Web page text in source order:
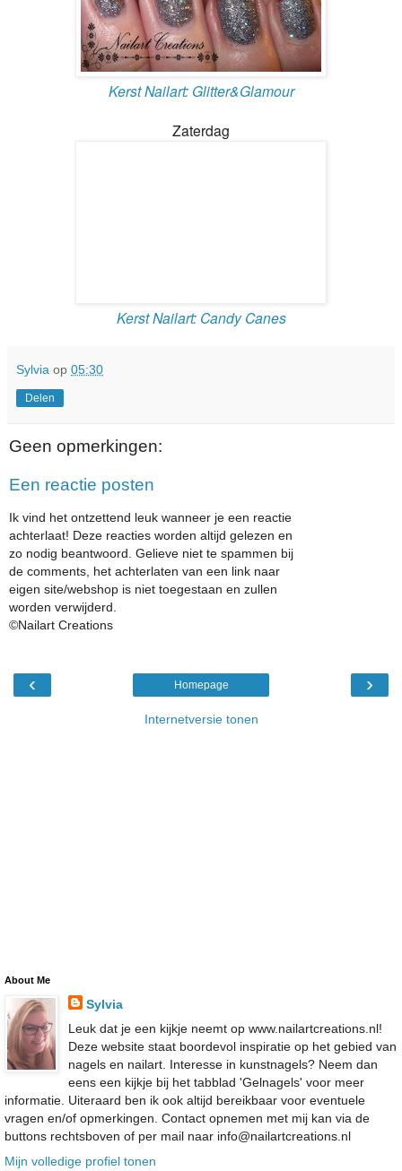
Kerst Nailart: Glitter&Glamour
Zaterdag
Kerst Nailart: Candy Canes
Sylvia op 05:30
Delen
Geen opmerkingen:
Een reactie posten
Ik vind het ontzettend leuk wanneer je een reactie
achterlaat! Deze reacties worden altijd gelezen en
zo nodig beantwoord. Gelieve niet te spammen bij
de comments, het achterlaten van een link naar
eigen site/webshop is niet toegestaan en zullen
worden verwijderd.
©Nailart Creations
‹ ›
Homepage
Internetversie tonen
About Me
Sylvia
Leuk dat je een kijkje neemt op www.nailartcreations.nl!
Deze website staat boordevol inspiratie op het gebied van
nagels en nailart. Interesse in kunstnagels? Neem dan
eens een kijkje bij het tabblad 'Gelnagels' voor meer
informatie. Uiteraard ben ik ook altijd bereikbaar voor eventuele
vragen en/of opmerkingen. Contact opnemen met mij kan via de
buttons rechtsboven of per mail naar info@nailartcreations.nl
Mijn volledige profiel tonen